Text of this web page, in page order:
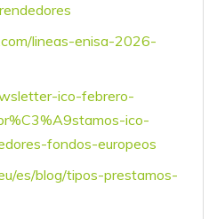
lineas-enisa-2026-
ico-febrero-
ico-
fondos-europeos
es/blog/tipos-prestamos-